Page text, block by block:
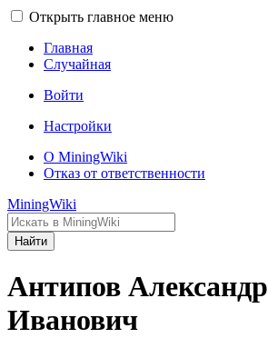
Открыть главное меню
Главная
Случайная
Войти
Настройки
О MiningWiki
Отказ от ответственности
MiningWiki
Найти
Антипов Александр
Иванович